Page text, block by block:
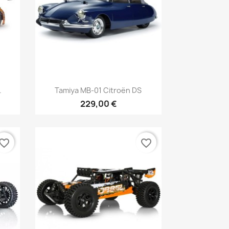
Aperçu rapide
Tamiya MB-01 Citroën DS
229,00 €
favorite_border